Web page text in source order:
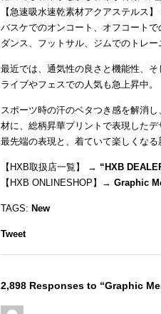
【急速吸水速乾素材アクアステルス
バスケでのオンコート、オフコートで
ダンス、フットサル、ジムでのトレー
最近では、通気性の良さと機能性、そ
ライブやフェスでの人気も急上昇中。
スポーツ時の汗のベタつき感を解消
材に、総柄昇華プリントで表現した
最先端の表現と、着ていて楽しくなる
【HXB取扱店一覧】 → “ HXB
【HXB ONLINESHOP】→ Graphic
TAGS: New
Tweet
2,898 Responses to “Graphic